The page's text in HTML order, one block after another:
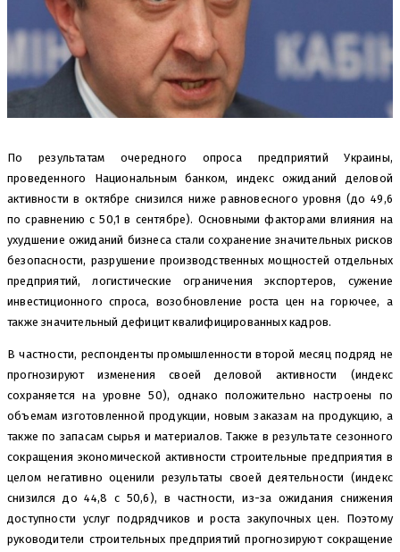
По результатам очередного опроса предприятий Украины,
проведенного Национальным банком, индекс ожиданий деловой
активности в октябре снизился ниже равновесного уровня (до 49,6
по сравнению с 50,1 в сентябре). Основными факторами влияния на
ухудшение ожиданий бизнеса стали сохранение значительных рисков
безопасности, разрушение производственных мощностей отдельных
предприятий, логистические ограничения экспортеров, сужение
инвестиционного спроса, возобновление роста цен на горючее, а
также значительный дефицит квалифицированных кадров.
В частности, респонденты промышленности второй месяц подряд не
прогнозируют изменения своей деловой активности (индекс
сохраняется на уровне 50), однако положительно настроены по
объемам изготовленной продукции, новым заказам на продукцию, а
также по запасам сырья и материалов. Также в результате сезонного
сокращения экономической активности строительные предприятия в
целом негативно оценили результаты своей деятельности (индекс
снизился до 44,8 с 50,6), в частности, из-за ожидания снижения
доступности услуг подрядчиков и роста закупочных цен. Поэтому
руководители строительных предприятий прогнозируют сокращение